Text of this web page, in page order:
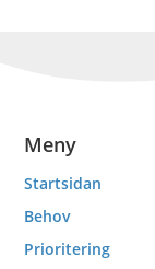
Meny
Startsidan
Behov
Prioritering